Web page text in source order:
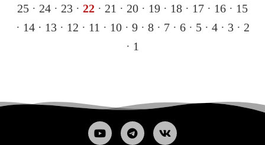
25 · 24 · 23 · 22 · 21 · 20 · 19 · 18 · 17 · 16 · 15
· 14 · 13· 12 · 11 · 10· 9· 8· 7· 6· 5· 4· 3· 2
· 1